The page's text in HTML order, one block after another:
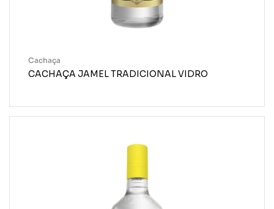
CACHAÇA JAMEL TRADICIONAL VIDRO
Cachaça